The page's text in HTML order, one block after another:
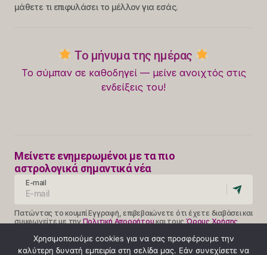
μάθετε τι επιφυλάσει το μέλλον για εσάς.
Το μήνυμα της ημέρας
Το σύμπαν σε καθοδηγεί — μείνε ανοιχτός στις
ενδείξεις του!
Μείνετε ενημερωμένοι με τα πιο
αστρολογικά σημαντικά νέα
E-mail
Πατώντας το κουμπί Εγγραφή, επιβεβαιώνετε ότι έχετε διαβάσει και
συμφωνείτε με τηνΠολιτική Απορρήτουκαι τουςΌρους Χρήσης
Follow Us
Χρησιμοποιούμε cookies για να σας προσφέρουμε την
καλύτερη δυνατή εμπειρία στη σελίδα μας. Εάν συνεχίσετε να